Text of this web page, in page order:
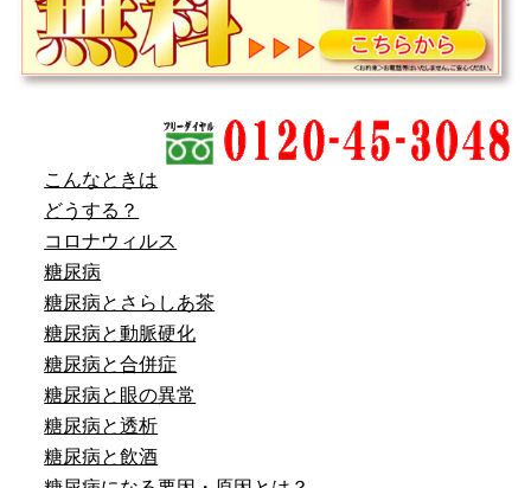
こんなときは
どうする？
コロナウィルス
糖尿病
糖尿病とさらしあ茶
糖尿病と動脈硬化
糖尿病と合併症
糖尿病と眼の異常
糖尿病と透析
糖尿病と飲酒